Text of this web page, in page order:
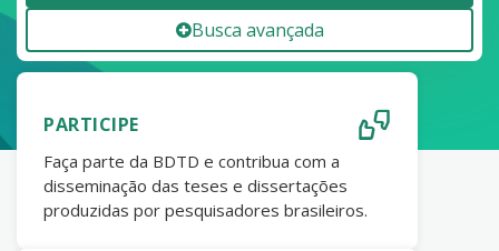
Busca avançada
PARTICIPE
Faça parte da BDTD e contribua com a
disseminação das teses e dissertações
produzidas por pesquisadores brasileiros.